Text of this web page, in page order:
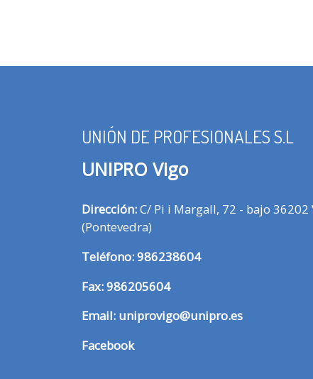
UNIÓN DE PROFESIONALES S.L
UNIPRO Vigo
Dirección:C/ Pi i Margall, 72 - bajo 36202
(Pontevedra)
Teléfono:986238604
Fax:986205604
Email: uniprovigo@unipro.es
Facebook